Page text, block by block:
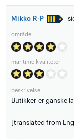
Mikko R-P
område
maritime kvaliteter
beskrivelse
Butikker er ganske
[translated from